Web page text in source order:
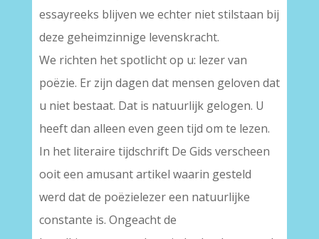
essayreeks blijven we echter niet stilstaan bij
deze geheimzinnige levenskracht.
We richten het spotlicht op u: lezer van
poëzie. Er zijn dagen dat mensen geloven dat
u niet bestaat. Dat is natuurlijk gelogen. U
heeft dan alleen even geen tijd om te lezen.
In het literaire tijdschrift De Gids verscheen
ooit een amusant artikel waarin gesteld
werd dat de poëzielezer een natuurlijke
constante is. Ongeacht de